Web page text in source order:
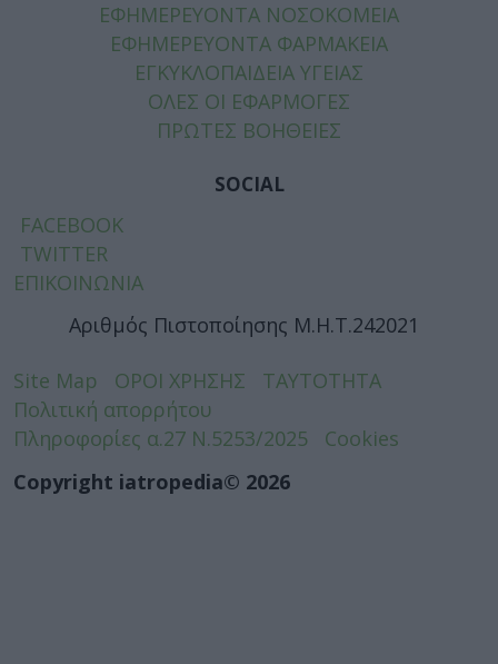
ΕΦΗΜΕΡΕΥΟΝΤΑ ΝΟΣΟΚΟΜΕΙΑ
ΕΦΗΜΕΡΕΥΟΝΤΑ ΦΑΡΜΑΚΕΙΑ
ΕΓΚΥΚΛΟΠΑΙΔΕΙΑ ΥΓΕΙΑΣ
ΟΛΕΣ ΟΙ ΕΦΑΡΜΟΓΕΣ
ΠΡΩΤΕΣ ΒΟΗΘΕΙΕΣ
SOCIAL
FACEBOOK
TWITTER
ΕΠΙΚΟΙΝΩΝΙΑ
Αριθμός Πιστοποίησης Μ.Η.Τ.242021
Site Map ΟΡΟΙ ΧΡΗΣΗΣ
ΤΑΥΤΟΤΗΤΑ
Πολιτική απορρήτου
Πληροφορίες α.27 Ν.5253/2025
Cookies
Copyright iatropedia© 2026